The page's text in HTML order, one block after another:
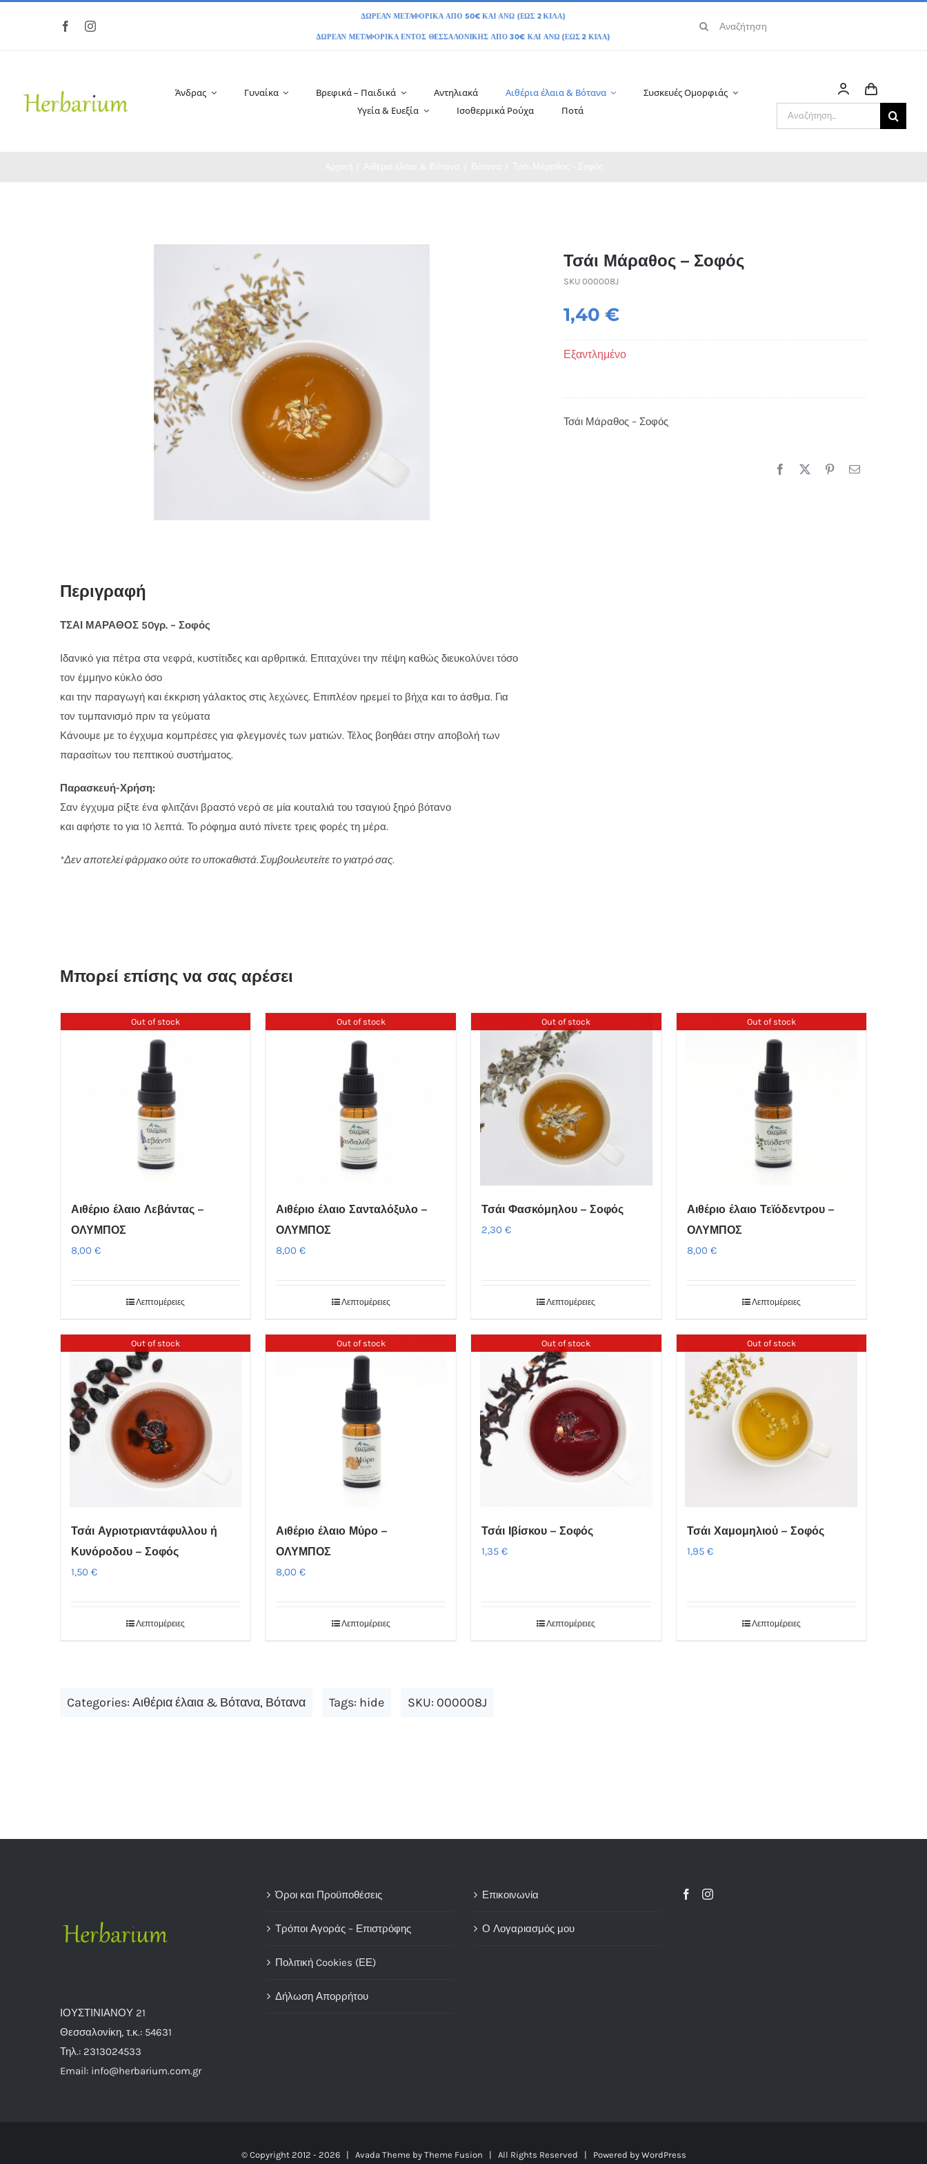
Αναζήτηση
Άνδρας Γυναίκα Βρεφικά – Παιδικά Αντηλιακά Αιθέρια έλαια & Βότανα
Συσκευές Ομορφιάς
Υγεία & Ευεξία
Ισοθερμικά Ρούχα Ποτά
Αναζήτηση
για:
Τσάι Μάραθος – Σοφός
SKU000008J
1,40€
Εξαντλημένο
Τσάι Μάραθος – Σοφός
Περιγραφή
ΤΣΑΙ ΜΑΡΑΘΟΣ 50γρ. – Σοφός
Ιδανικό για πέτρα στα νεφρά, κυστίτιδες και αρθριτικά. Επιταχύνει την πέψη καθώς διευκολύνει τόσο
τον έμμηνο κύκλο όσο
και την παραγωγή και έκκριση γάλακτος στις λεχώνες. Επιπλέον ηρεμεί το βήχα και το άσθμα. Για
τον τυμπανισμό πριν τα γεύματα
Κάνουμε με το έγχυμα κομπρέσες για φλεγμονές των ματιών. Τέλος βοηθάει στην αποβολή των
παρασίτων του πεπτικού συστήματος.
Παρασκευή-Χρήση:
Σαν έγχυμα ρίξτε ένα φλιτζάνι βραστό νερό σε μία κουταλιά του τσαγιού ξηρό βότανο
και αφήστε το για 10 λεπτά. Το ρόφημα αυτό πίνετε τρεις φορές τη μέρα.
*Δεν αποτελεί φάρμακο ούτε το υποκαθιστά. Συμβουλευτείτε το γιατρό σας.
Μπορεί επίσης να σας αρέσει
Out of stock
Αιθέριο έλαιο Λεβάντας –
ΟΛΥΜΠΟΣ
8,00 €
Λεπτομέρειες
Out of stock
Αιθέριο έλαιο Σανταλόξυλο –
ΟΛΥΜΠΟΣ
8,00€
Λεπτομέρειες
Out of stock
Τσάι Φασκόμηλου – Σοφός
2,30 €
Λεπτομέρειες
Out of stock
Αιθέριο έλαιο Τεϊόδεντρου –
ΟΛΥΜΠΟΣ
8,00 €
Λεπτομέρειες
Out of stock
Τσάι Αγριοτριαντάφυλλου ή
Κυνόροδου – Σοφός
1,50 €
Λεπτομέρειες
Out of stock
Αιθέριο έλαιο Μύρο –
ΟΛΥΜΠΟΣ
8,00€
Λεπτομέρειες
Out of stock
Τσάι Ιβίσκου – Σοφός
1,35 €
Λεπτομέρειες
Out of stock
Τσάι Χαμομηλιού – Σοφός
1,95 €
Λεπτομέρειες
Categories: Αιθέρια έλαια & Βότανα, Βότανα Tags: hide SKU: 000008J
ΙΟΥΣΤΙΝΙΑΝΟΥ 21
Θεσσαλονίκη, τ.κ.: 54631
Τηλ.: 2313024533
Email: info@herbarium.com.gr
Όροι και Προϋποθέσεις
Τρόποι Αγοράς – Επιστρόφης
Πολιτική Cookies (ΕΕ)
Δήλωση Απορρήτου
Επικοινωνία
Ο Λογαριασμός μου
© Copyright 2012 - 2026 | Avada Theme by Theme Fusion | All Rights Reserved | Powered by WordPress